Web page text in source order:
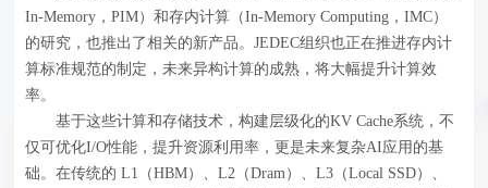
In-Memory，PIM）和存内计算（In-Memory Computing，IMC）
的研究，也推出了相关的新产品。JEDEC组织也正在推进存内计
算标准规范的制定，未来异构计算的成熟，将大幅提升计算效
率。
基于这些计算和存储技术，构建层级化的KV Cache系统，不
仅可优化I/O性能，提升资源利用率，更是未来复杂AI应用的基
础。在传统的 L1（HBM）、L2（Dram）、L3（Local SSD）、